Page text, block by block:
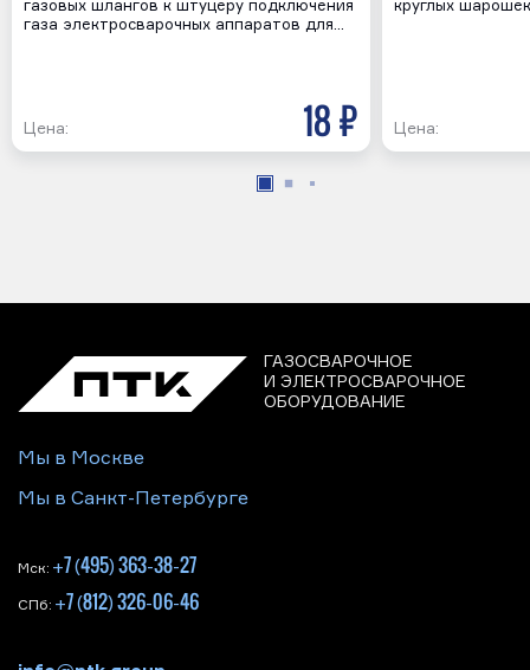
газовых шлангов к штуцеру подключения
газа электросварочных аппаратов для…
Цена: 18 р
круглых
Цена:
ГАЗОСВАРОЧНОЕ
И ЭЛЕКТРОСВАРОЧНОЕ
ОБОРУДОВАНИЕ
Мы в Москве
Мы в Санкт-Петербурге
Мск: +7 (495) 363-38-27
СПб: +7 (812) 326-06-46